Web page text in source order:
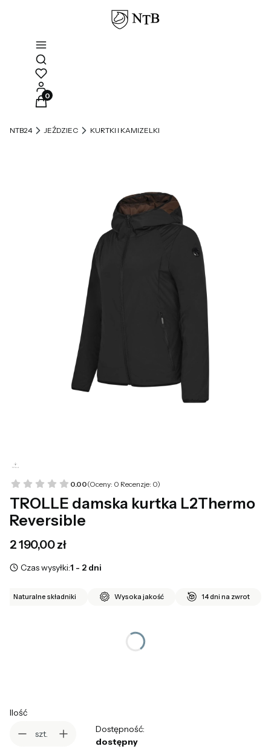
Otwórz wyszukiwarkę
Produkty w koszyku: 0. Zobacz szczegóły
NTB24 JEŹDZIEC KURTKI I KAMIZELKI
0.00(Oceny: 0 Recenzje: 0)
TROLLE damska kurtka L2Thermo
Reversible
Cena
2 190,00 zł
Czas wysyłki:1 - 2 dni
Naturalne składniki Wysoka jakość 14 dni na zwrot
Ilość
szt.
Dostępność:
dostępny